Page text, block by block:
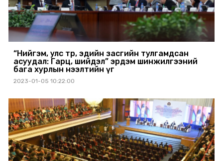
“Нийгэм, улс төр, эдийн засгийн тулгамдсан
асуудал: Гарц, шийдэл” эрдэм шинжилгээний
бага хурлын нээлтийн үг
2023-01-05 10:22:00